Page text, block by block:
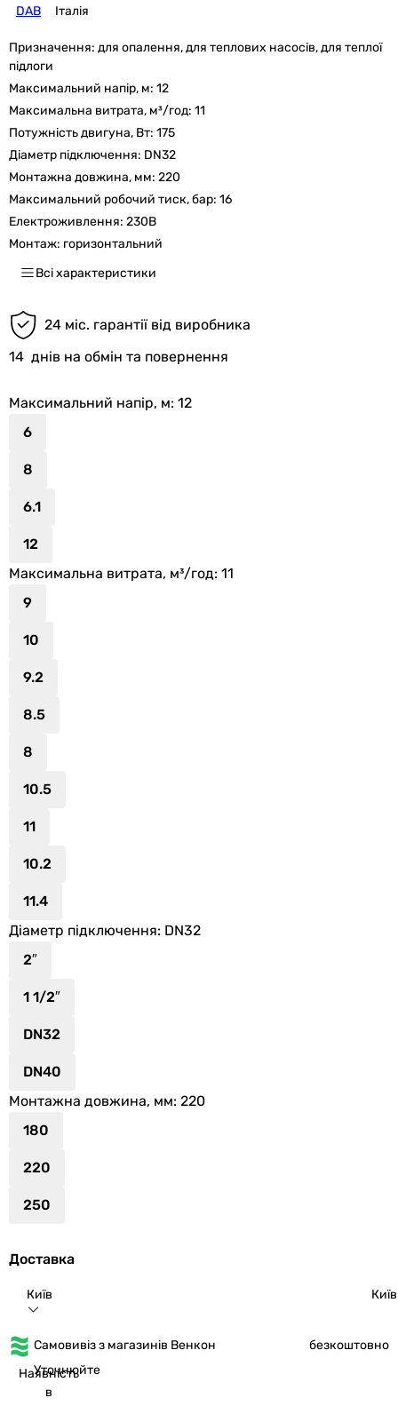
DAB Італія
Призначення: для опалення, для теплових насосів, для теплої
підлоги
Максимальний напір, м: 12
Максимальна витрата, м³/год: 11
Потужність двигуна, Вт: 175
Діаметр підключення: DN32
Монтажна довжина, мм: 220
Максимальний робочий тиск, бар: 16
Електроживлення: 230В
Монтаж: горизонтальний
Всі характеристики
24 міс. гарантії від виробника
14 днів на обмін та повернення
Максимальний напір, м: 12
6
8
6.1
12
Максимальна витрата, м³/год: 11
9
10
9.2
8.5
8
10.5
11
10.2
11.4
Діаметр підключення: DN32
2″
1 1/2″
DN32
DN40
Монтажна довжина, мм: 220
180
220
250
Доставка
Київ Київ
Самовивіз з магазинів Венкон
безкоштовно
Наявність
в
Уточнюйте